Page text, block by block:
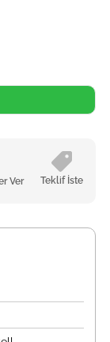
Ver Teklif İste